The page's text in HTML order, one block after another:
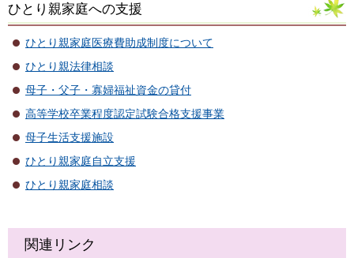
ひとり親家庭への支援
ひとり親家庭医療費助成制度について
ひとり親法律相談
母子・父子・寡婦福祉資金の貸付
高等学校卒業程度認定試験合格支援事業
母子生活支援施設
ひとり親家庭自立支援
ひとり親家庭相談
関連リンク